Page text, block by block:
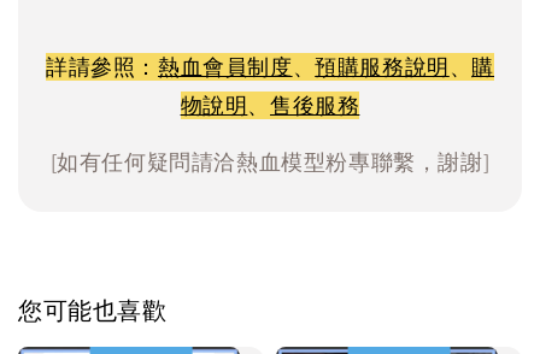
詳請參照： 熱血會員制度、預購服務說明、 購
物說明、 售後服務
[如有任何疑問請洽熱血模型粉專聯繫，謝謝]
您可能也喜歡